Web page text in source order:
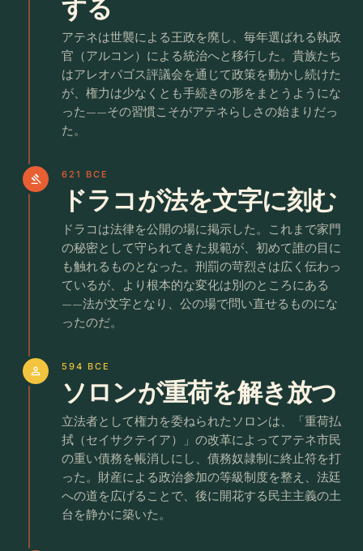
する
アテネは世襲による王政を廃し、毎年選ばれる執政
官（アルコン）による統治へと移行した。貴族たち
はアレオパゴス評議会を通じて政策を動かし続けた
が、権力は少なくとも手続きの形をまとうようにな
った——その習慣こそがアテネらしさの始まりだっ
た。
gavel 621 BCE
ドラコが法を文字に刻む
ドラコは法律を公開の場に掲示した。これまで家門
の秘密として守られてきた規範が、初めて誰の目に
も触れるものとなった。刑罰の苛烈さは広く伝わっ
ているが、より根本的な変化は別のところにある
——法が文字となり、公の場で問い直せるものにな
ったのだ。
person 594 BCE
ソロンが重荷を解き放つ
立法者として権力を委ねられたソロンは、「重荷払
拭（セイサクテイア）」の改革によってアテネ市民
の重い債務を帳消しにし、債務奴隷制に終止符を打
った。財産による政治参加の等級制度を整え、法廷
への道を広げることで、後に開花する民主主義の土
台を静かに築いた。